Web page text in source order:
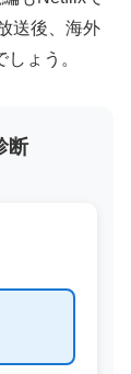
送後、海外
ょう。
断